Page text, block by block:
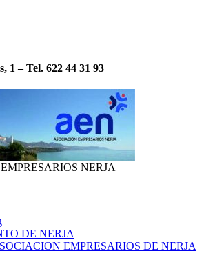
1 – Tel. 622 44 31 93
NERJA
DE NERJA
EMPRESARIOS DE NERJA